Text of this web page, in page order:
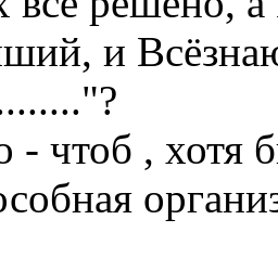
и
- чтоб ,